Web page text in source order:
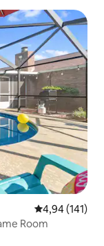
Vlerësimi
4,94 (141)
Room